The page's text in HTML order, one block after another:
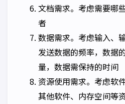
文档需求。考虑需要哪
者
数据需求。考虑输入、
发送数据的频率，数据
量，数据需保持的时间
资源使用需求。考虑软
其他软件、内存空间等